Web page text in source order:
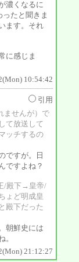
濃くなるに
たと聞きま
ます。それ
に感じま
10:54:42
引用
ませんが）で
て放送して
ッチするの
ですが。日
ですよね？
/殿下→皇帝/
ょど明成皇
殿下だった
朝鮮史には
。
21:12:27